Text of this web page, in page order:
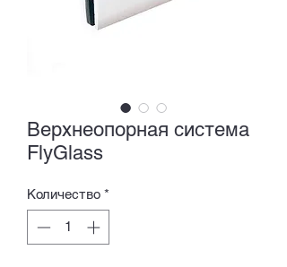
Верхнеопорная система
FlyGlass
Количество *